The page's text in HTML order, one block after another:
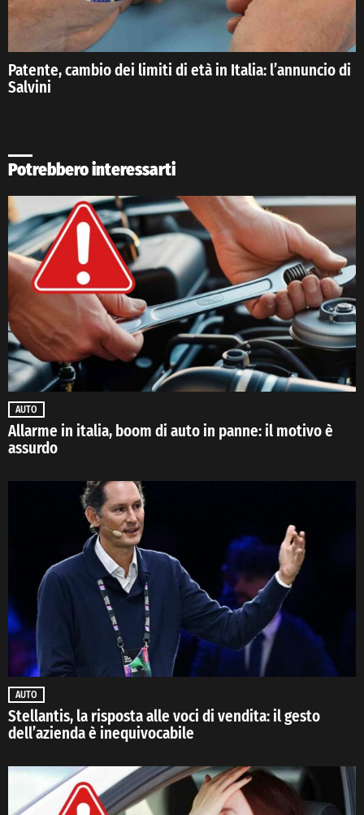
Patente, cambio dei limiti di età in Italia: l’annuncio di
Salvini
Potrebbero interessarti
AUTO
Allarme in italia, boom di auto in panne: il motivo è
assurdo
AUTO
Stellantis, la risposta alle voci di vendita: il gesto
dell’azienda è inequivocabile